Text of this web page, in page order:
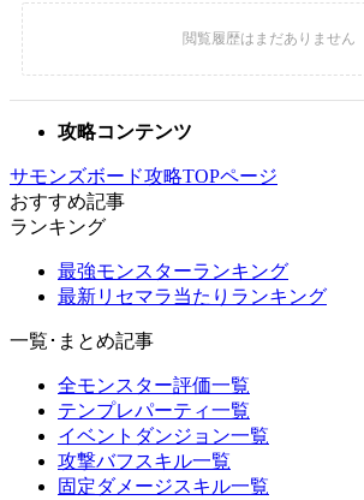
攻略コンテンツ
サモンズボード攻略TOPページ
おすすめ記事
ランキング
最強モンスターランキング
最新リセマラ当たりランキング
一覧･まとめ記事
全モンスター評価一覧
テンプレパーティ一覧
イベントダンジョン一覧
攻撃バフスキル一覧
固定ダメージスキル一覧